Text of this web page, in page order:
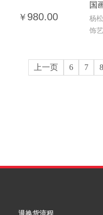
￥ 980.00
国
杨
饰
上一页 6 7 8